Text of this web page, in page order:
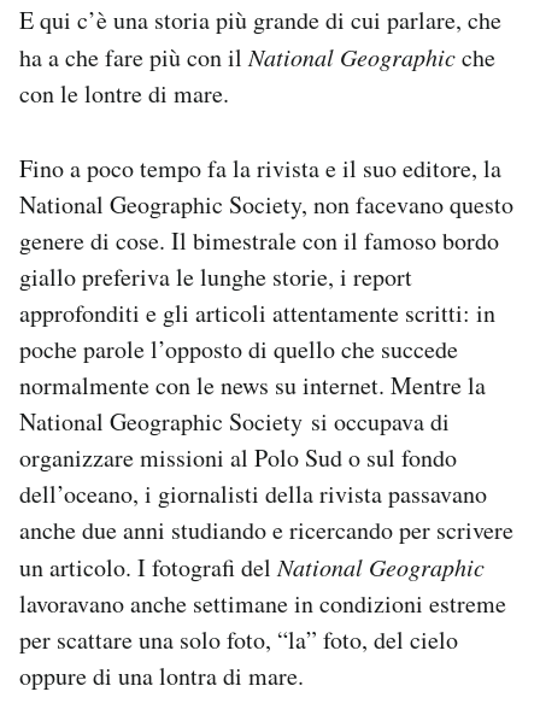
E qui c’è una storia più grande di cui parlare, che
ha a che fare più con ilNational Geographicche
con le lontre di mare.
Fino a poco tempo fa la rivista e il suo editore, la
National Geographic Society, non facevano questo
genere di cose. Il bimestrale con il famoso bordo
giallo preferiva le lunghe storie, i report
approfonditi e gli articoli attentamente scritti: in
poche parole l’opposto di quello che succede
normalmente con le news su internet. Mentre la
National Geographic Society si occupava di
organizzare missioni al Polo Sud o sul fondo
dell’oceano, i giornalisti della rivista passavano
anche due anni studiando e ricercando per scrivere
un articolo. I fotografi delNational Geographic
lavoravano anche settimane in condizioni estreme
per scattare una solo foto, “la” foto, del cielo
oppure di una lontra di mare.